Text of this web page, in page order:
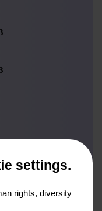
settings.
rights, diversity